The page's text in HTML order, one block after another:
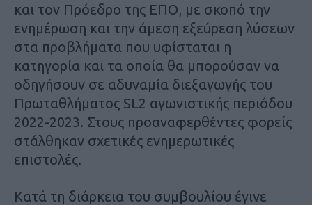
και τον Πρόεδρο της ΕΠΟ, με σκοπό την
ενημέρωση και την άμεση εξεύρεση λύσεων
στα προβλήματα που υφίσταται η
κατηγορία και τα οποία θα μπορούσαν να
οδηγήσουν σε αδυναμία διεξαγωγής του
Πρωταθλήματος SL2 αγωνιστικής περιόδου
2022-2023. Στους προαναφερθέντες φορείς
στάλθηκαν σχετικές ενημερωτικές
επιστολές.
Κατά τη διάρκεια του συμβουλίου έγινε